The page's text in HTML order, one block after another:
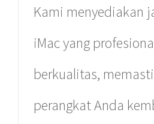
Kami menyediakan
iMac yang
berkualitas,
perangkat Anda
Jakarta Selatan.
(021) 579 33 543